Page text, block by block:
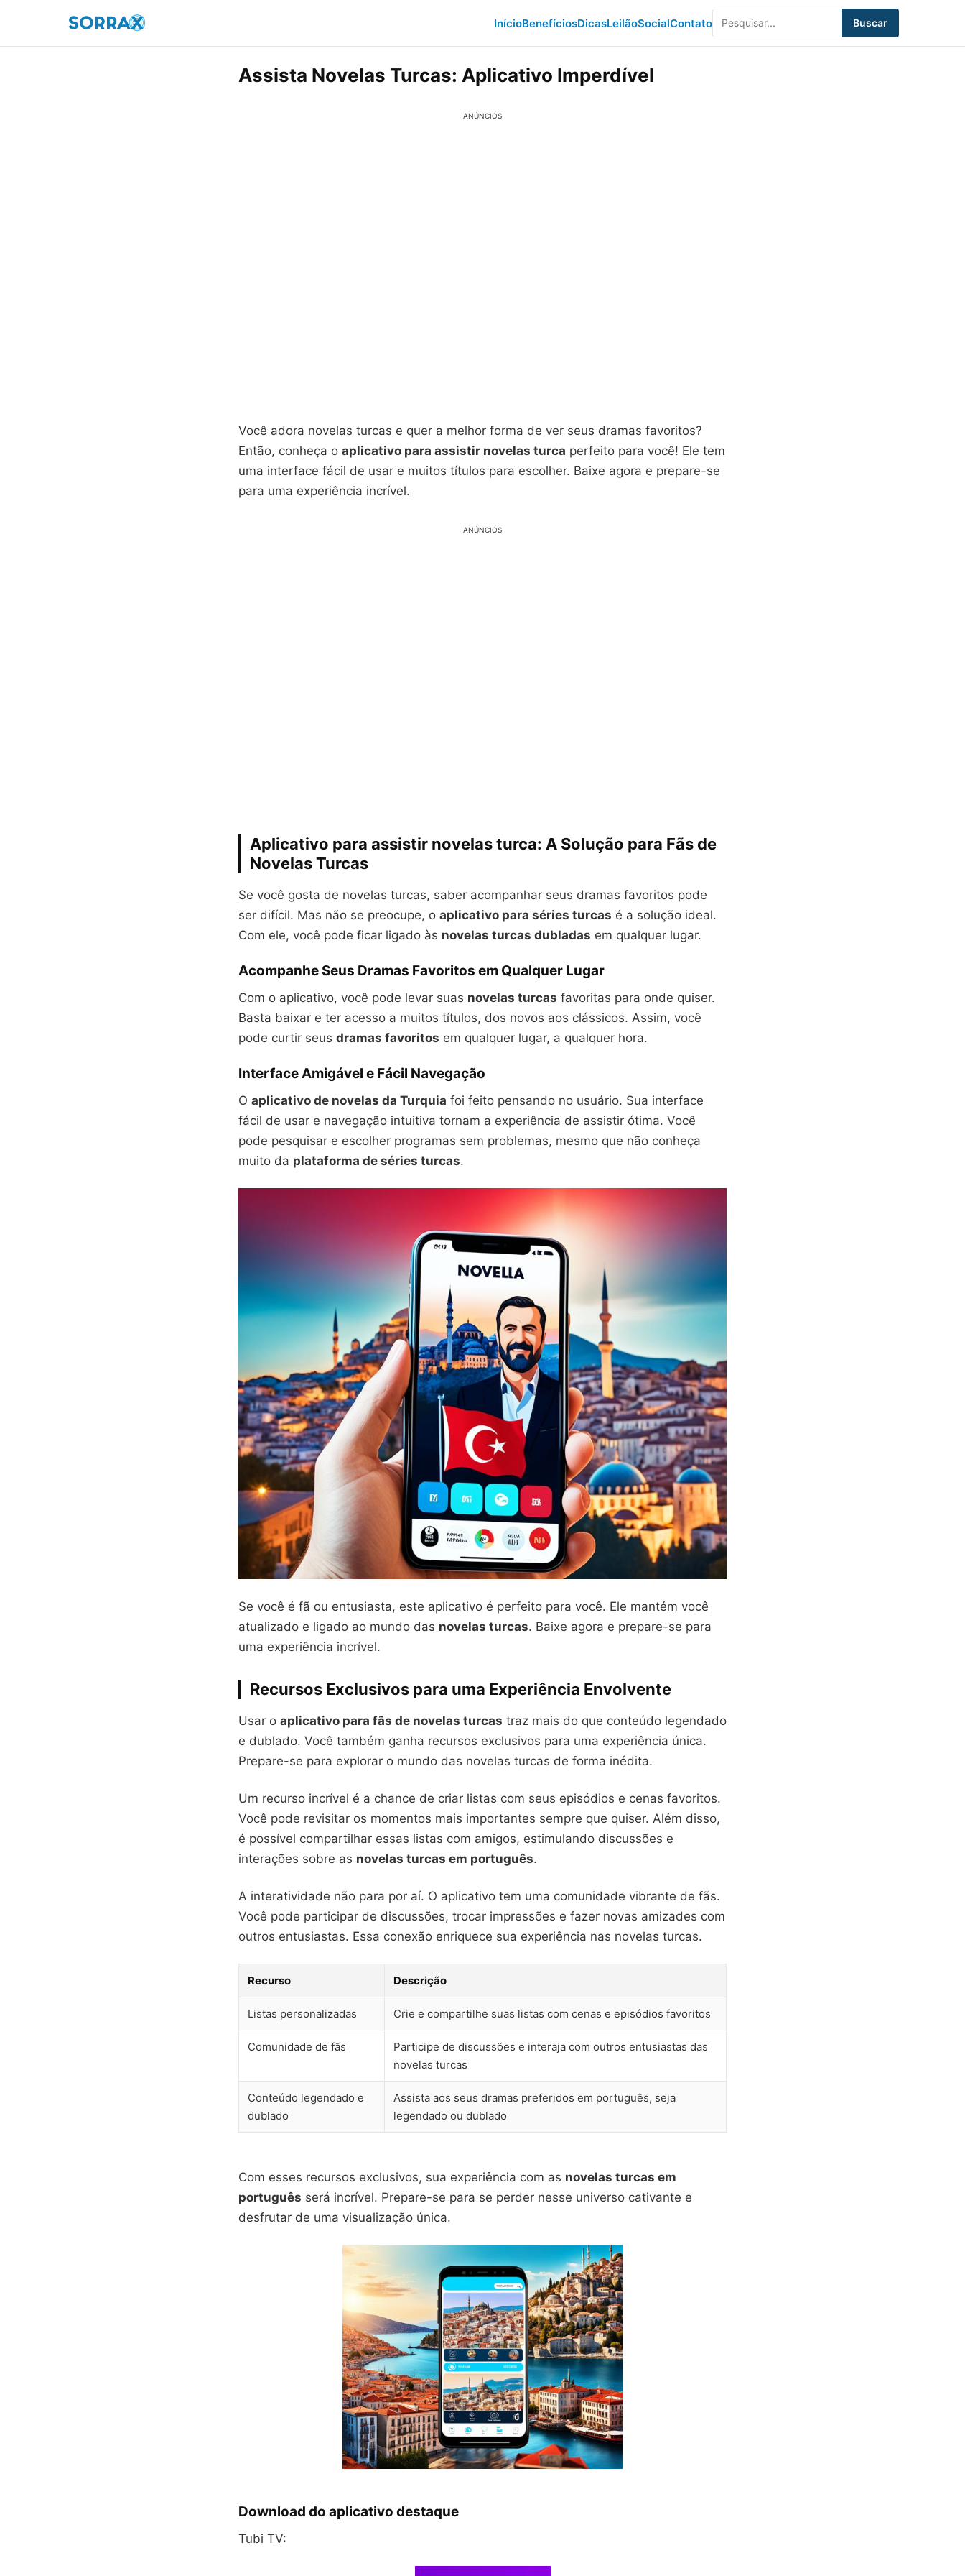
InícioBenefíciosDicasLeilãoSocialContato Buscar
Assista Novelas Turcas: Aplicativo Imperdível
ANÚNCIOS
Você adora novelas turcas e quer a melhor forma de ver seus dramas favoritos?
Então, conheça o aplicativo para assistir novelas turca perfeito para você! Ele tem
uma interface fácil de usar e muitos títulos para escolher. Baixe agora e prepare-se
para uma experiência incrível.
ANÚNCIOS
Aplicativo para assistir novelas turca: A Solução para Fãs de
Novelas Turcas
Se você gosta de novelas turcas, saber acompanhar seus dramas favoritos pode
ser difícil. Mas não se preocupe, o aplicativo para séries turcas é a solução ideal.
Com ele, você pode ficar ligado às novelas turcas dubladas em qualquer lugar.
Acompanhe Seus Dramas Favoritos em Qualquer Lugar
Com o aplicativo, você pode levar suas novelas turcas favoritas para onde quiser.
Basta baixar e ter acesso a muitos títulos, dos novos aos clássicos. Assim, você
pode curtir seus dramas favoritos em qualquer lugar, a qualquer hora.
Interface Amigável e Fácil Navegação
O aplicativo de novelas da Turquia foi feito pensando no usuário. Sua interface
fácil de usar e navegação intuitiva tornam a experiência de assistir ótima. Você
pode pesquisar e escolher programas sem problemas, mesmo que não conheça
muito da plataforma de séries turcas.
Se você é fã ou entusiasta, este aplicativo é perfeito para você. Ele mantém você
atualizado e ligado ao mundo das novelas turcas. Baixe agora e prepare-se para
uma experiência incrível.
Recursos Exclusivos para uma Experiência Envolvente
Usar o aplicativo para fãs de novelas turcas traz mais do que conteúdo legendado
e dublado. Você também ganha recursos exclusivos para uma experiência única.
Prepare-se para explorar o mundo das novelas turcas de forma inédita.
Um recurso incrível é a chance de criar listas com seus episódios e cenas favoritos.
Você pode revisitar os momentos mais importantes sempre que quiser. Além disso,
é possível compartilhar essas listas com amigos, estimulando discussões e
interações sobre as novelas turcas em português.
A interatividade não para por aí. O aplicativo tem uma comunidade vibrante de fãs.
Você pode participar de discussões, trocar impressões e fazer novas amizades com
outros entusiastas. Essa conexão enriquece sua experiência nas novelas turcas.
Recurso Descrição
Listas personalizadas Crie e compartilhe suas listas com cenas e episódios favoritos
Comunidade de fãs
Participe de discussões e interaja com outros entusiastas das
novelas turcas
Conteúdo legendado e
dublado
Assista aos seus dramas preferidos em português, seja
legendado ou dublado
Com esses recursos exclusivos, sua experiência com as novelas turcas em
português será incrível. Prepare-se para se perder nesse universo cativante e
desfrutar de uma visualização única.
Download do aplicativo destaque
Tubi TV: